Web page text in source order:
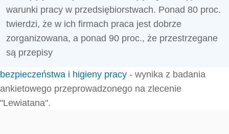
warunki pracy w przedsiębiorstwach. Ponad 80 proc.
twierdzi, że w ich firmach praca jest dobrze
zorganizowana, a ponad 90 proc., że przestrzegane
są przepisy
bezpieczeństwa i higieny pracy - wynika z badania
ankietowego przeprowadzonego na zlecenie
"Lewiatana".